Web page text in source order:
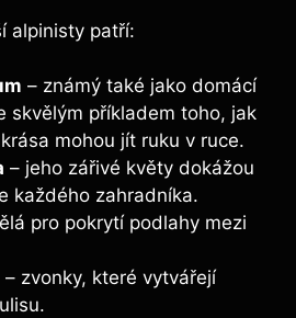
alpinisty patří:
– známý také jako domácí
skvělým příkladem toho, jak
mohou jít ruku v ruce.
– jeho zářivé květy dokážou
každého zahradníka.
pro pokrytí podlahy mezi
– zvonky, které vytvářejí